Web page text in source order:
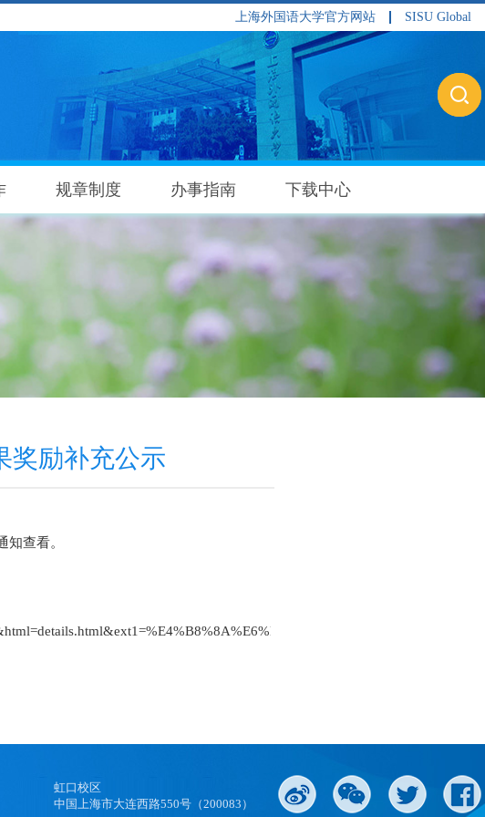
上海外国语大学官方网站 SISU Global
规章制度 办事指南 下载中心
奖励补充公示
查看。
虹口校区
中国上海市大连西路550号（200083）